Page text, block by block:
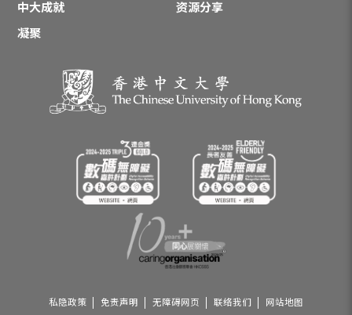
中大成就
资源分享
凝聚
私隐政策 免责声明 无障碍网页 联络我们 网站地图